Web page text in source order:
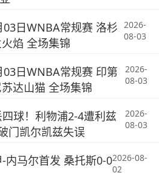
日WNBA常规赛 洛杉
焰 全场集锦
2026-
08-03
日WNBA常规赛 印第
达山猫 全场集锦
2026-
08-03
球！利物浦2-4遭利兹
门凯尔凯兹失误
2026-
08-03
内马尔首发 桑托斯0-02026-08-
02